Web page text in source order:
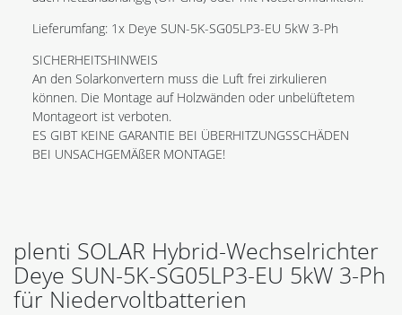
Lieferumfang: 1x Deye SUN-5K-SG05LP3-EU 5kW 3-Ph
SICHERHEITSHINWEIS
An den Solarkonvertern muss die Luft frei zirkulieren
können. Die Montage auf Holzwänden oder unbelüftetem
Montageort ist verboten.
ES GIBT KEINE GARANTIE BEI ÜBERHITZUNGSSCHÄDEN
BEI UNSACHGEMÄßER MONTAGE!
plenti SOLAR Hybrid-Wechselrichter
Deye SUN-5K-SG05LP3-EU 5kW 3-Ph
für Niedervoltbatterien